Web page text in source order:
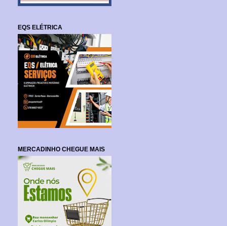
EQS ELÉTRICA
MERCADINHO CHEGUE MAIS